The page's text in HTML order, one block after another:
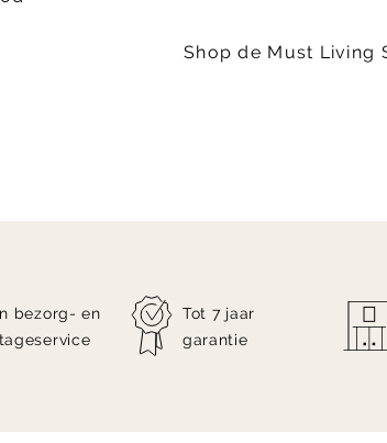
Shop de Must Living
bezorg- en
Tot 7 jaar
garantie